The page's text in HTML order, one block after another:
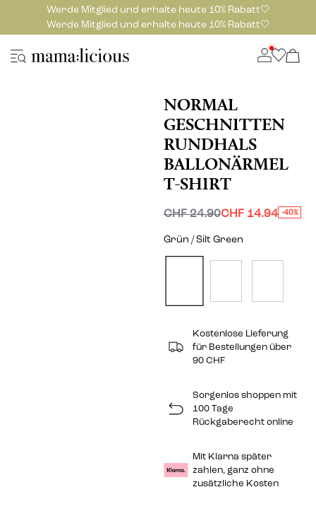
Werde Mitglied und erhalte heute 10% Rabatt🤍
Werde Mitglied und erhalte heute 10% Rabatt🤍
NORMAL
GESCHNITTEN
RUNDHALS
BALLONÄRMEL
T-SHIRT
CHF 24.90CHF 14.94 -40%
Grün / Silt Green
Kostenlose Lieferung
für Bestellungen über
90 CHF
Sorgenlos shoppen mit
100 Tage
Rückgaberecht online
Mit Klarna später
zahlen, ganz ohne
zusätzliche Kosten